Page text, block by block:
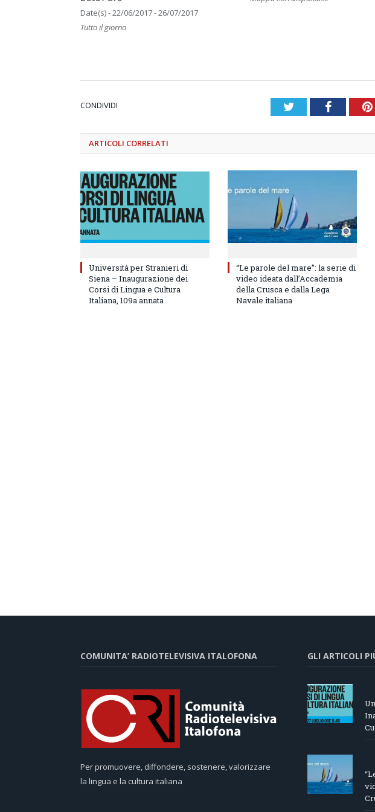
Date(s) - 22/06/2017 - 26/07/2017
Tutto il giorno
CONDIVIDI TwitterFacebook
ARTICOLI CORRELATI
Università per Stranieri di
Siena – Inaugurazione dei
Corsi di Lingua e Cultura
Italiana, 109a annata
“Le parole del mare”: la serie di
video ideata dall’Accademia
della Crusca e dalla Lega
Navale italiana
COMUNITA’ RADIOTELEVISIVA ITALOFONA
Per promuovere, diffondere, sostenere, valorizzare
la lingua e la cultura italiana
GLI ARTICOLI